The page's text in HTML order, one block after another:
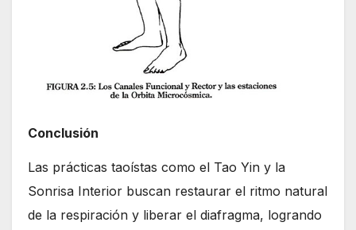
Conclusión
Las prácticas taoístas como el Tao Yin y la
Sonrisa Interior buscan restaurar el ritmo natural
de la respiración y liberar el diafragma, logrando